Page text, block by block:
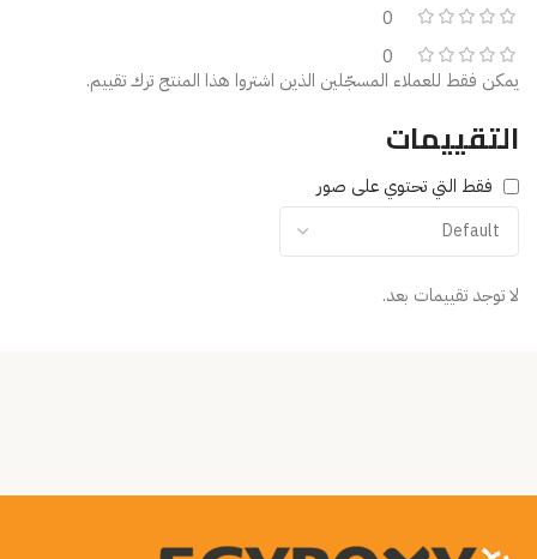
0
0
التقييمات
فقط التي تحتوي على صور
لا توجد تقييمات بعد.
يمكن فقط للعملاء المسجّلين الذين اشتروا هذا المنتج ترك تقييم.